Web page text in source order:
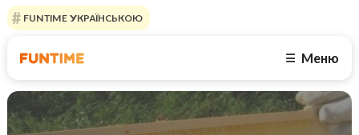
FUNTIME УКРАЇНСЬКОЮ
☰ Меню